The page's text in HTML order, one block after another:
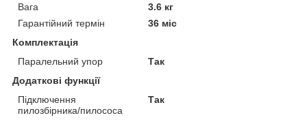
Вага
3.6 кг
Гарантійний термін
36 міс
Комплектація
Паралельний упор
Так
Додаткові функції
Підключення
пилозбірника/пилососа
Так